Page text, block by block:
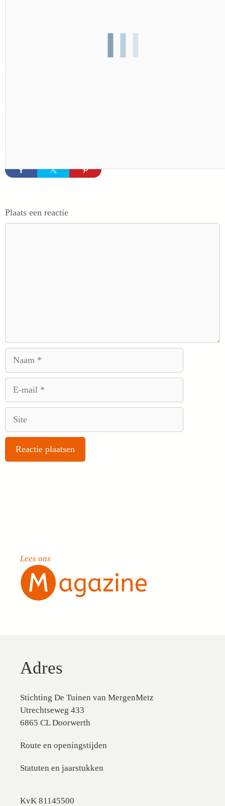
Plaats een reactie
Lees ons
Adres
Stichting De Tuinen van MergenMetz
Utrechtseweg 433
6865 CL Doorwerth
Route en openingstijden
Statuten en jaarstukken
KvK 81145500